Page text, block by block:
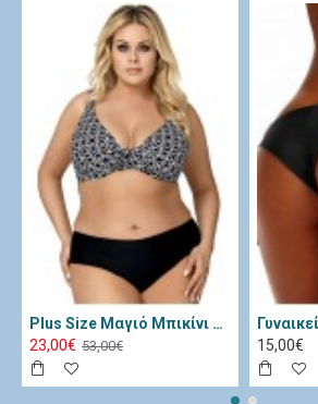
Plus Size Μαγιό Μπικίνι Lorin Μαύρο Λευκό L-3065
23,00€ 53,00€
15,00€